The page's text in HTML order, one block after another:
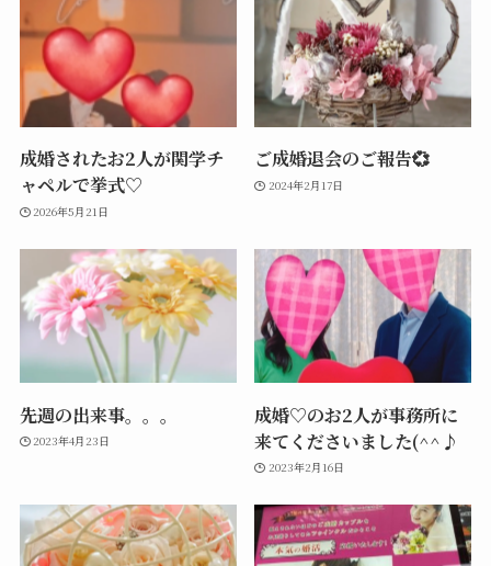
成婚されたお2人が関学チ
ャペルで挙式♡
2026年5月21日
ご成婚退会のご報告💞
2024年2月17日
先週の出来事。。。
2023年4月23日
成婚♡のお2人が事務所に
来てくださいました(^^♪
2023年2月16日